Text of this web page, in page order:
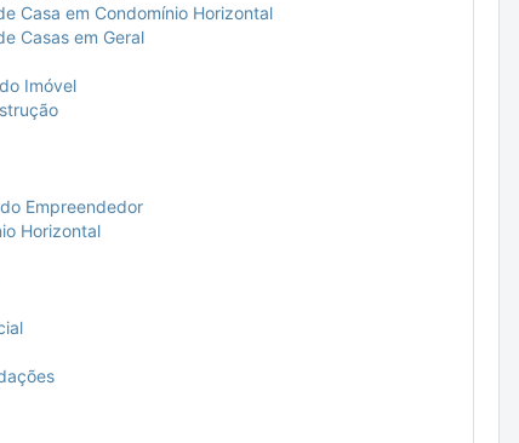
Casa em Condomínio Horizontal
Casas em Geral
Imóvel
Empreendedor
Horizontal